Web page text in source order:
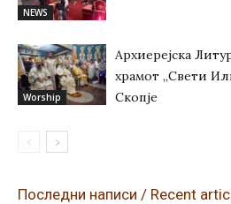
NEWS
Worship
Архиерејска
храмот „Свети
Скопје
Последни написи / Recent